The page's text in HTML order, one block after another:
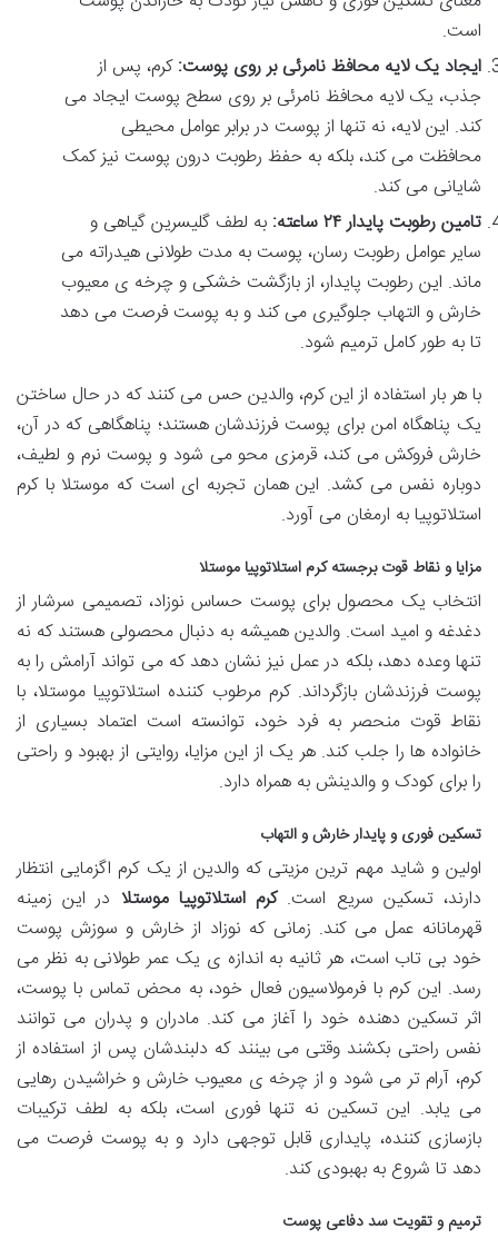
است.
ایجاد یک لایه محافظ نامرئی بر روی پوست:کرم، پس از
جذب، یک لایه محافظ نامرئی بر روی سطح پوست ایجاد می
کند. این لایه، نه تنها از پوست در برابر عوامل محیطی
محافظت می کند، بلکه به حفظ رطوبت درون پوست نیز کمک
شایانی می کند.
تامین رطوبت پایدار ۲۴ ساعته:
به لطف گلیسرین گیاهی و
سایر عوامل رطوبت رسان، پوست به مدت طولانی هیدراته می
ماند. این رطوبت پایدار، از بازگشت خشکی و چرخه ی معیوب
خارش و التهاب جلوگیری می کند و به پوست فرصت می دهد
تا به طور کامل ترمیم شود.
با هر بار استفاده از این کرم، والدین حس می کنند که در حال ساختن
یک پناهگاه امن برای پوست فرزندشان هستند؛ پناهگاهی که در آن،
خارش فروکش می کند، قرمزی محو می شود و پوست نرم و لطیف،
دوباره نفس می کشد. این همان تجربه ای است که موستلا با کرم
استلاتوپیا به ارمغان می آورد.
مزایا و نقاط قوت برجسته کرم استلاتوپیا موستلا
انتخاب یک محصول برای پوست حساس نوزاد، تصمیمی سرشار از
دغدغه و امید است. والدین همیشه به دنبال محصولی هستند که نه
تنها وعده دهد، بلکه در عمل نیز نشان دهد که می تواند آرامش را به
پوست فرزندشان بازگرداند. کرم مرطوب کننده استلاتوپیا موستلا، با
نقاط قوت منحصر به فرد خود، توانسته است اعتماد بسیاری از
خانواده ها را جلب کند. هر یک از این مزایا، روایتی از بهبود و راحتی
را برای کودک و والدینش به همراه دارد.
تسکین فوری و پایدار خارش و التهاب
اولین و شاید مهم ترین مزیتی که والدین از یک کرم اگزمایی انتظار
دارند، تسکین سریع است.کرم استلاتوپیا موستلا در این زمینه
قهرمانانه عمل می کند. زمانی که نوزاد از خارش و سوزش پوست
خود بی تاب است، هر ثانیه به اندازه ی یک عمر طولانی به نظر می
رسد. این کرم با فرمولاسیون فعال خود، به محض تماس با پوست،
اثر تسکین دهنده خود را آغاز می کند. مادران و پدران می توانند
نفس راحتی بکشند وقتی می بینند که دلبندشان پس از استفاده از
کرم، آرام تر می شود و از چرخه ی معیوب خارش و خراشیدن رهایی
می یابد. این تسکین نه تنها فوری است، بلکه به لطف ترکیبات
بازسازی کننده، پایداری قابل توجهی دارد و به پوست فرصت می
دهد تا شروع به بهبودی کند.
ترمیم و تقویت سد دفاعی پوست